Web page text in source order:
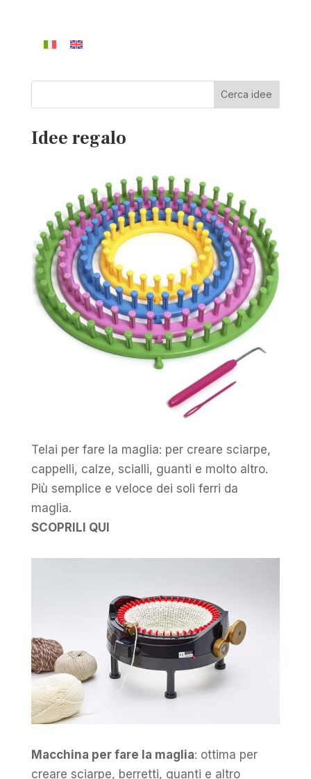
Cerca idee
Idee regalo
Telai per fare la maglia: per creare sciarpe,
cappelli, calze, scialli, guanti e molto altro.
Più semplice e veloce dei soli ferri da
maglia.
SCOPRILI QUI
Macchina per fare la maglia: ottima per
creare sciarpe, berretti, guanti e altro